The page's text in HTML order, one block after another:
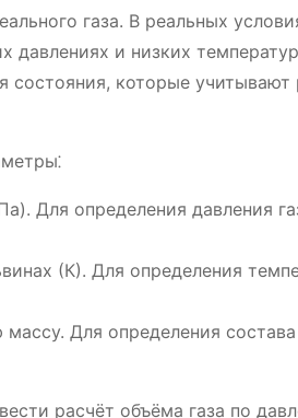
газа. В реальных
давлениях и низких
состояния, которые учитывают
Для определения давления
(К). Для определения
Для определения
расчёт объёма газа по